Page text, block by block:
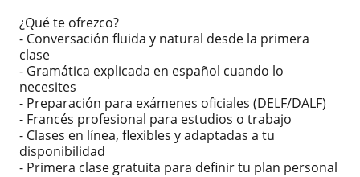
¿Qué te ofrezco?
- Conversación fluida y natural desde la primera
clase
- Gramática explicada en español cuando lo
necesites
- Preparación para exámenes oficiales (DELF/DALF)
- Francés profesional para estudios o trabajo
- Clases en línea, flexibles y adaptadas a tu
disponibilidad
- Primera clase gratuita para definir tu plan personal